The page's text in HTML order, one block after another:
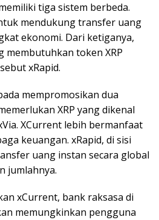
tiga sistem berbeda.
mendukung transfer uang
ekonomi. Dari ketiganya,
membutuhkan token XRP
xRapid.
mempromosikan dua
XRP yang dikenal
XCurrent lebih bermanfaat
keuangan. xRapid, di sisi
uang instan secara global
jumlahnya.
xCurrent, bank raksasa di
memungkinkan pengguna